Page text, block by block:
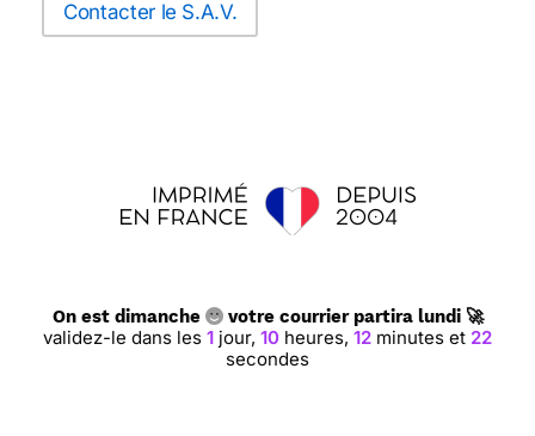
Contacter le S.A.V.
On est dimanche votre courrier partira lundi 🚀
validez-le dans les1 jour,10 heures,12 minutes et21
secondes